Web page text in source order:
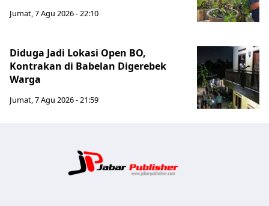
Jumat, 7 Agu 2026 - 22:10
Diduga Jadi Lokasi Open BO,
Kontrakan di Babelan Digerebek
Warga
Jumat, 7 Agu 2026 - 21:59